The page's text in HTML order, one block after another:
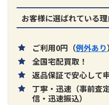
お客様に選ばれている
ご利用0円（例外あり）
全国宅配買取！
返品保証で安心して
丁寧・迅速（事前査
信・迅速振込）